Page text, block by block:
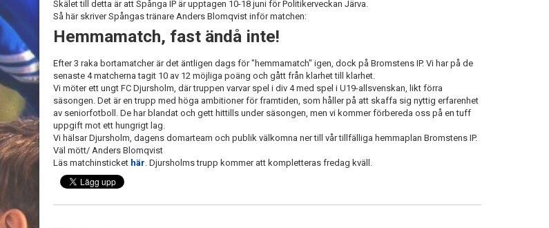
Skälet till detta är att Spånga IP är upptagen 10-18 juni för Politikerveckan Järva.
Så här skriver Spångas tränare Anders Blomqvist inför matchen:
Hemmamatch, fast ändå inte!
Efter 3 raka bortamatcher är det äntligen dags för "hemmamatch" igen, dock på Bromstens IP. Vi har på de
senaste 4 matcherna tagit 10 av 12 möjliga poäng och gått från klarhet till klarhet.
Vi möter ett ungt FC Djursholm, där truppen varvar spel i div 4 med spel i U19-allsvenskan, likt förra
säsongen. Det är en trupp med höga ambitioner för framtiden, som håller på att skaffa sig nyttig erfarenhet
av seniorfotboll. De har blandat och gett hittills under säsongen, men vi kommer förbereda oss på en tuff
uppgift mot ett hungrigt lag.
Vi hälsar Djursholm, dagens domarteam och publik välkomna ner till vår tillfälliga hemmaplan Bromstens IP.
Väl mött/ Anders Blomqvist
Läs matchinsticket här. Djursholms trupp kommer att kompletteras fredag kväll.